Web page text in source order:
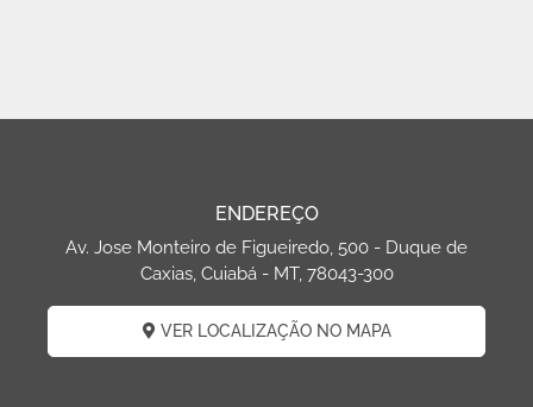
ENDEREÇO
Av. Jose Monteiro de Figueiredo, 500 - Duque de
Caxias, Cuiabá - MT, 78043-300
VER LOCALIZAÇÃO NO MAPA